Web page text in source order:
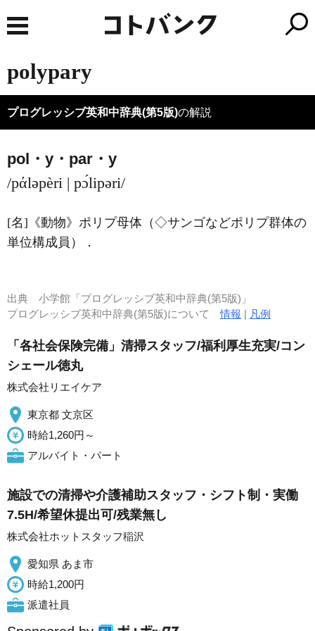
polypary
プログレッシブ英和中辞典(第5版)の解説
pol・y・par・y
/pάləpèri | pɔ́lipəri/
[名] 《動物》 ポリプ母体（◇サンゴなどポリプ群体の
単位構成員）
．
出典 小学館「プログレッシブ英和中辞典(第5版)」
プログレッシブ英和中辞典(第5版)について情報 | 凡例
「各社会保険完備」清掃スタッフ/福利厚生充実/コン
シェール徳丸
株式会社リエイケア
東京都 文京区
時給1,260円～
アルバイト・パート
施設での清掃や介護補助スタッフ・シフト制・実働
7.5H/希望休提出可/残業無し
株式会社ホットスタッフ稲沢
愛知県 あま市
時給1,200円
派遣社員